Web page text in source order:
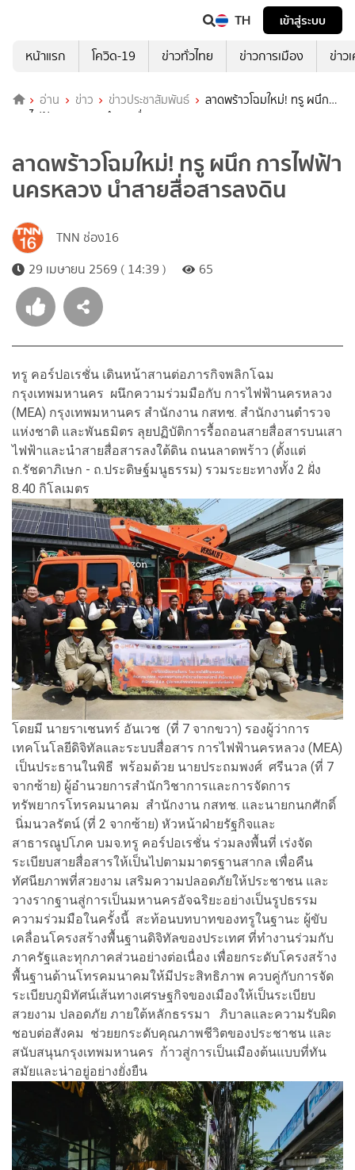
TH
เข้าสู่ระบบ
หน้าแรก
โควิด-19 ข่าวทั่วไทย ข่าวการเมือง ข่าว
อ่าน ข่าว ข่าวประชาสัมพันธ์
ลาดพร้าวโฉมใหม่! ทรู ผนึก
การไฟฟ้านครหลวง นำสายสื่อสารลงดิน
ลาดพร้าวโฉมใหม่! ทรู ผนึก การไฟฟ้า
นครหลวง นำสายสื่อสารลงดิน
TNN ช่อง16
29 เมษายน 2569 ( 14:39 )
65
ทรู คอร์ปอเรชั่น เดินหน้าสานต่อภารกิจพลิกโฉม
กรุงเทพมหานคร ผนึกความร่วมมือกับ การไฟฟ้านครหลวง
(MEA) กรุงเทพมหานคร สำนักงาน กสทช. สำนักงานตำรวจ
แห่งชาติ และพันธมิตร ลุยปฏิบัติการรื้อถอนสายสื่อสารบนเสา
ไฟฟ้าและนำสายสื่อสารลงใต้ดิน ถนนลาดพร้าว (ตั้งแต่
ถ.รัชดาภิเษก - ถ.ประดิษฐ์มนูธรรม) รวมระยะทางทั้ง 2 ฝั่ง
8.40 กิโลเมตร
โดยมี นายราเชนทร์ อันเวช (ที่ 7 จากขวา) รองผู้ว่าการ
เทคโนโลยีดิจิทัลและระบบสื่อสาร การไฟฟ้านครหลวง (MEA)
เป็นประธานในพิธี พร้อมด้วย นายประถมพงศ์ ศรีนวล (ที่ 7
จากซ้าย) ผู้อำนวยการสำนักวิชาการและการจัดการ
ทรัพยากรโทรคมนาคม สำนักงาน กสทช. และนายกนกศักดิ์
นิ่มนวลรัตน์ (ที่ 2 จากซ้าย) หัวหน้าฝ่ายรัฐกิจและ
สาธารณูปโภค บมจ.ทรู คอร์ปอเรชั่น ร่วมลงพื้นที่ เร่งจัด
ระเบียบสายสื่อสารให้เป็นไปตามมาตรฐานสากล เพื่อคืน
ทัศนียภาพที่สวยงาม เสริมความปลอดภัยให้ประชาชน และ
วางรากฐานสู่การเป็นมหานครอัจฉริยะอย่างเป็นรูปธรรม
ความร่วมมือในครั้งนี้ สะท้อนบทบาทของทรูในฐานะ ผู้ขับ
เคลื่อนโครงสร้างพื้นฐานดิจิทัลของประเทศ ที่ทำงานร่วมกับ
ภาครัฐและทุกภาคส่วนอย่างต่อเนื่อง เพื่อยกระดับโครงสร้าง
พื้นฐานด้านโทรคมนาคมให้มีประสิทธิภาพ ควบคู่กับการจัด
ระเบียบภูมิทัศน์เส้นทางเศรษฐกิจของเมืองให้เป็นระเบียบ
สวยงาม ปลอดภัย ภายใต้หลักธรรมา ภิบาลและความรับผิด
ชอบต่อสังคม ช่วยยกระดับคุณภาพชีวิตของประชาชน และ
สนับสนุนกรุงเทพมหานคร ก้าวสู่การเป็นเมืองต้นแบบที่ทัน
สมัยและน่าอยู่อย่างยั่งยืน